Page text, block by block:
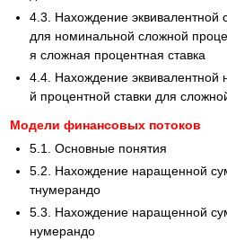
4.3. Нахождение эквивалентной
для номинальной сложной
я сложная процентная ставка
4.4. Нахождение эквивалентной
й процентной ставки для
Модели финансовых потоков
5.1. Основные понятия
5.2. Нахождение наращенной
тнумерандо
5.3. Нахождение наращенной
нумерандо